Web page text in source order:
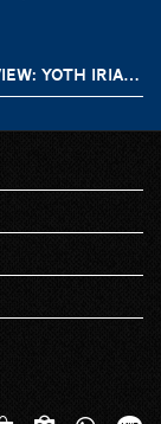
ALBUM REVIEW: YOTH IRIA – GONE WITH THE DEVIL